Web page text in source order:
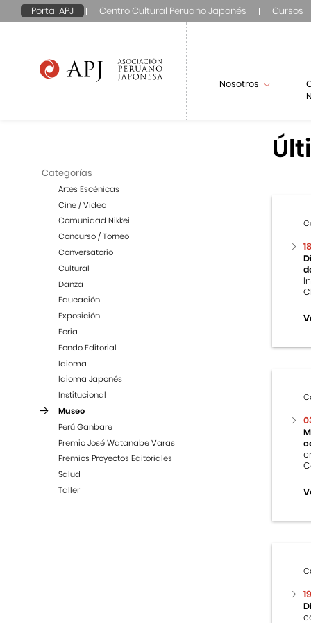
Portal APJ Centro Cultural Peruano Japonés Cursos
Nosotros
Categorías
Artes Escénicas
Cine / Video
Comunidad Nikkei
Concurso / Torneo
Conversatorio
Cultural
Danza
Educación
Exposición
Feria
Fondo Editorial
Idioma
Idioma Japonés
Institucional
Museo
Perú Ganbare
Premio José Watanabe Varas
Premios Proyectos Editoriales
Salud
Taller